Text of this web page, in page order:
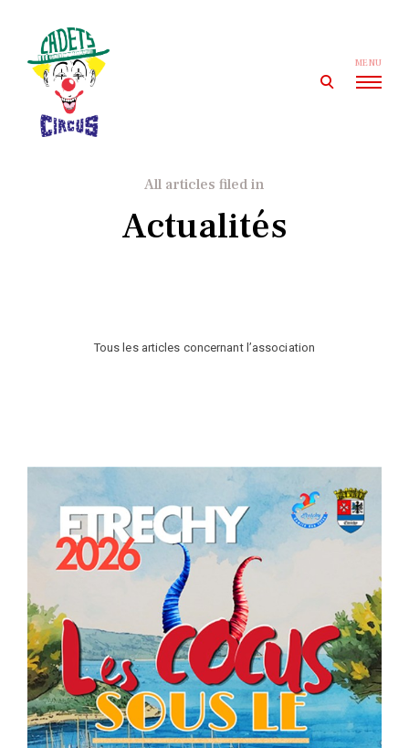
content
open
MENU
All articles filed in
Actualités
Tous les articles concernant l’association